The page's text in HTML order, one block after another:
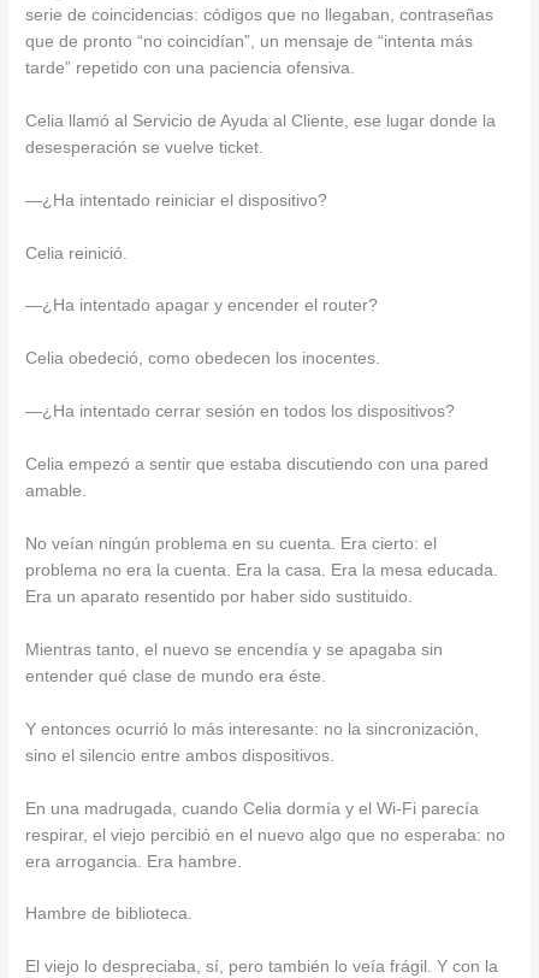
serie de coincidencias: códigos que no llegaban, contraseñas
que de pronto “no coincidían”, un mensaje de “intenta más
tarde” repetido con una paciencia ofensiva.
Celia llamó al Servicio de Ayuda al Cliente, ese lugar donde la
desesperación se vuelve ticket.
—¿Ha intentado reiniciar el dispositivo?
Celia reinició.
—¿Ha intentado apagar y encender el router?
Celia obedeció, como obedecen los inocentes.
—¿Ha intentado cerrar sesión en todos los dispositivos?
Celia empezó a sentir que estaba discutiendo con una pared
amable.
No veían ningún problema en su cuenta. Era cierto: el
problema no era la cuenta. Era la casa. Era la mesa educada.
Era un aparato resentido por haber sido sustituido.
Mientras tanto, el nuevo se encendía y se apagaba sin
entender qué clase de mundo era éste.
Y entonces ocurrió lo más interesante: no la sincronización,
sino el silencio entre ambos dispositivos.
En una madrugada, cuando Celia dormía y el Wi-Fi parecía
respirar, el viejo percibió en el nuevo algo que no esperaba: no
era arrogancia. Era hambre.
Hambre de biblioteca.
El viejo lo despreciaba, sí, pero también lo veía frágil. Y con la